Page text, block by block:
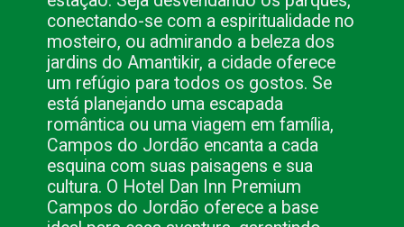
conectando-se com a espiritualidade no
mosteiro, ou admirando a beleza dos
jardins do Amantikir, a cidade oferece
um refúgio para todos os gostos. Se
está planejando uma escapada
romântica ou uma viagem em família,
Campos do Jordão encanta a cada
esquina com suas paisagens e sua
cultura. O Hotel Dan Inn Premium
Campos do Jordão oferece a base